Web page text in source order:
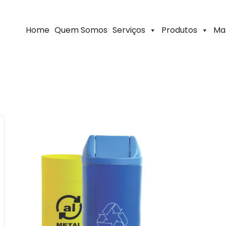
Home Quem Somos Serviços Produtos